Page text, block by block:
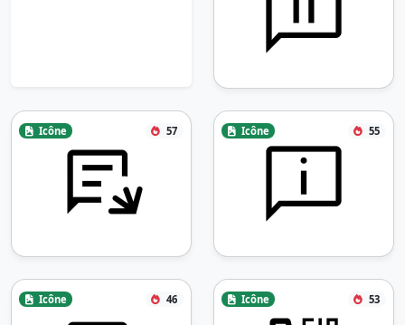
Icône 57 Icône 55
Icône 46 Icône 53